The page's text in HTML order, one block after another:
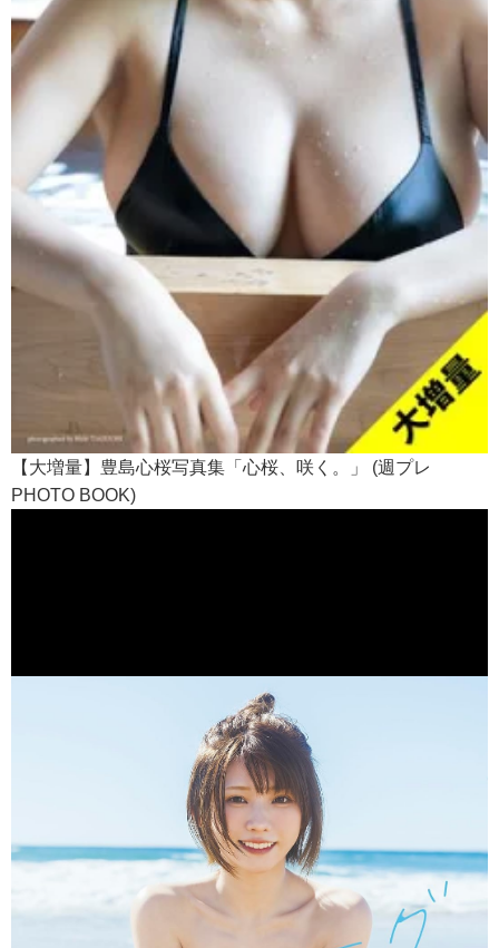
【大増量】豊島心桜写真集「心桜、咲く。」 (週プレ
PHOTO BOOK)